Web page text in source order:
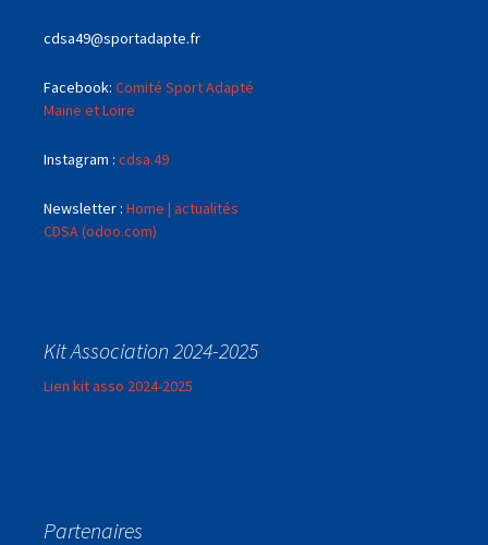
cdsa49@sportadapte.fr
Facebook: Comité Sport Adapté
Maine et Loire
Instagram : cdsa.49
Newsletter : Home | actualités
CDSA (odoo.com)
Kit Association 2024-2025
Lien kit asso 2024-2025
Partenaires